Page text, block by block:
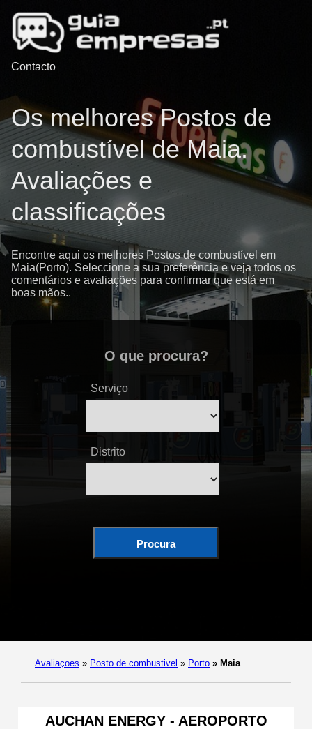
Contacto
Os melhores Postos de
combustível de Maia.
Avaliações e
classificações
Encontre aqui os melhores Postos de combustível em
Maia(Porto). Seleccione a sua preferência e veja todos os
comentários e avaliações para confirmar que está em
boas mãos..
O que procura?
Serviço
Distrito
Procura
Avaliaçoes » Posto de combustivel » Porto » Maia
AUCHAN ENERGY - AEROPORTO